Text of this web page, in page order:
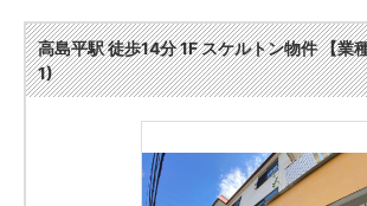
高島平駅 徒歩14分 1F スケルトン物件 【業
1)